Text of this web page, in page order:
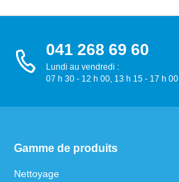
041 268 69 60
Lundi au vendredi :
07 h 30 - 12 h 00, 13 h 15 - 17 h 00
Gamme de produits
Nettoyage